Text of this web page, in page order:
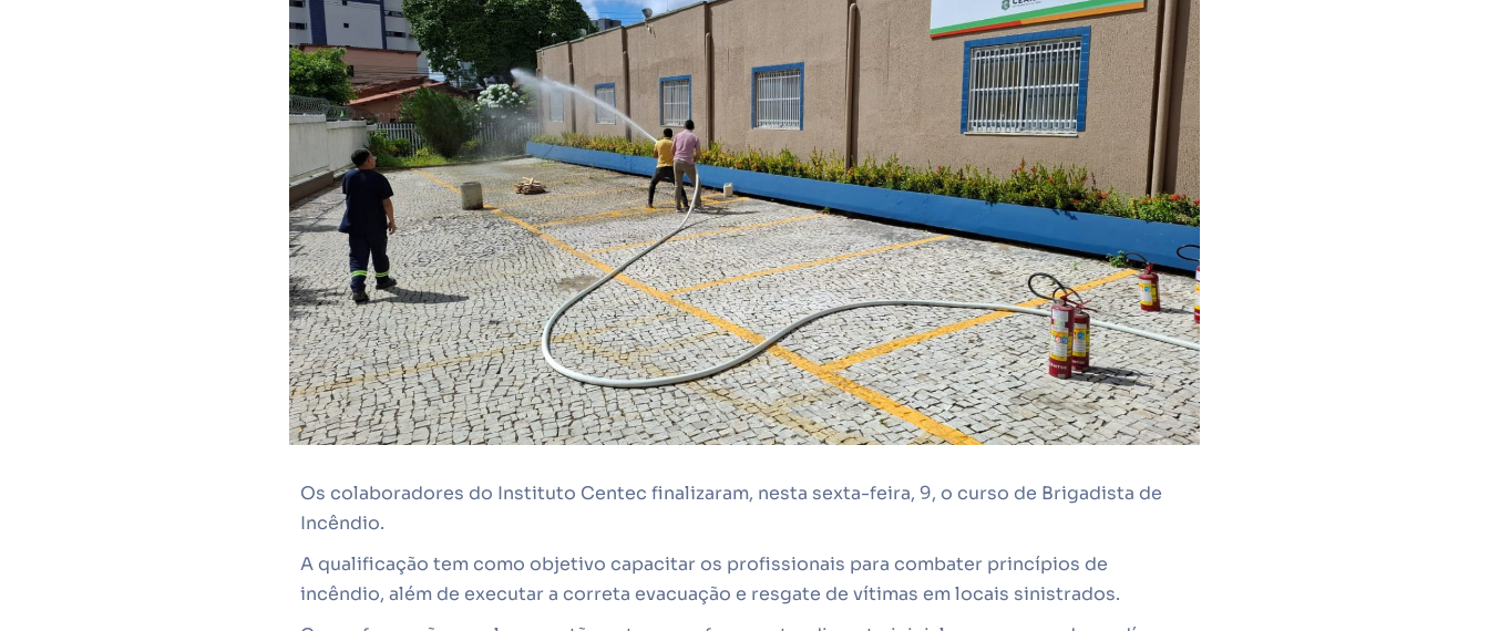
Os colaboradores do Instituto Centec finalizaram, nesta sexta-feira, 9, o curso de Brigadista de
Incêndio.
A qualificação tem como objetivo capacitar os profissionais para combater princípios de
incêndio, além de executar a correta evacuação e resgate de vítimas em locais sinistrados.